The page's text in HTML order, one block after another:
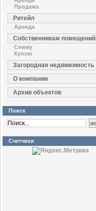
Продажа
Ритейл
Аренда
Собственникам помещений
Сниму
Куплю
Загородная недвижимость
О компании
Архив объектов
Поиск
Счетчики